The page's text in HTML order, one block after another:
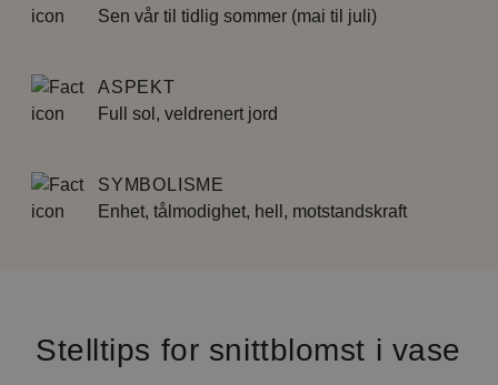
Sen vår til tidlig sommer (mai til juli)
ASPEKT
Full sol, veldrenert jord
SYMBOLISME
Enhet, tålmodighet, hell, motstandskraft
Stelltips for snittblomst i vase